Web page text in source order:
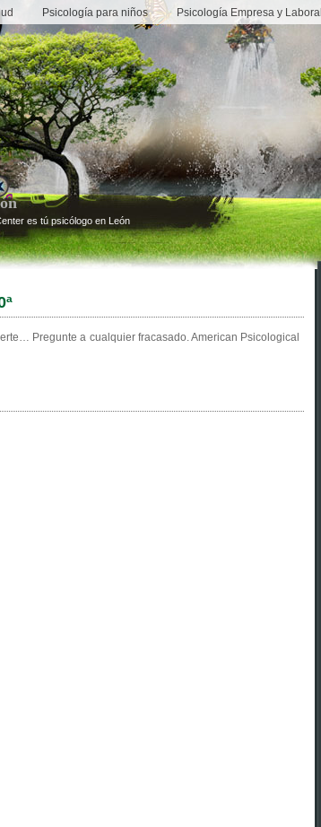
Psicología para niños Psicología Empresa y Laboral
es tú psicólogo en León
Pregunte a cualquier fracasado. American Psicological